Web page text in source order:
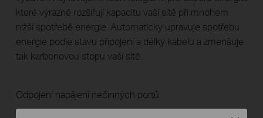
které výrazně rozšiřují kapacitu vaší sítě při mnohem
nižší spotřebě energie. Automaticky upravuje spotřebu
energie podle stavu připojení a délky kabelu a zmenšuje
tak karbonovou stopu vaší sítě.
Odpojení napájení nečinných portů
Když jsou počítač nebo síť vypnuté, příslušný port